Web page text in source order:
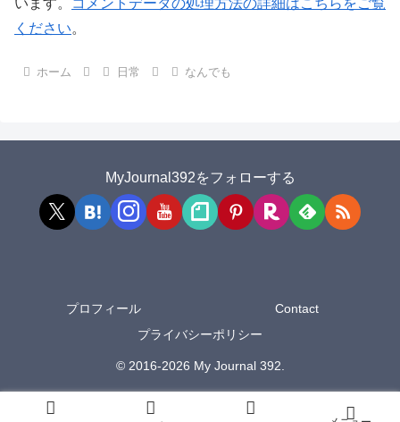
います。
コメントデータの処理方法の詳細はこちらをご覧
ください。
ホーム 日常 なんでも
MyJournal392をフォローする
プロフィール
Contact
プライバシーポリシー
© 2016-2026 My Journal 392.